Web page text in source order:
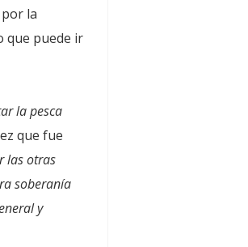
la
que puede ir
la pesca
que fue
las otras
soberanía
y